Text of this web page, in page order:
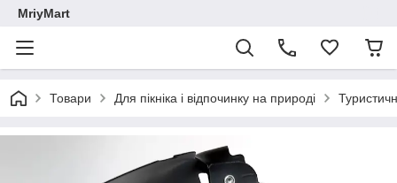
MriyMart
Товари Для пікніка і відпочинку на природі